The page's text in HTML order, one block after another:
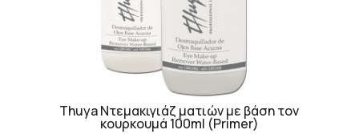
Thuya Ντεμακιγιάζ ματιών με βάση τον
κουρκουμά 100ml (Primer)